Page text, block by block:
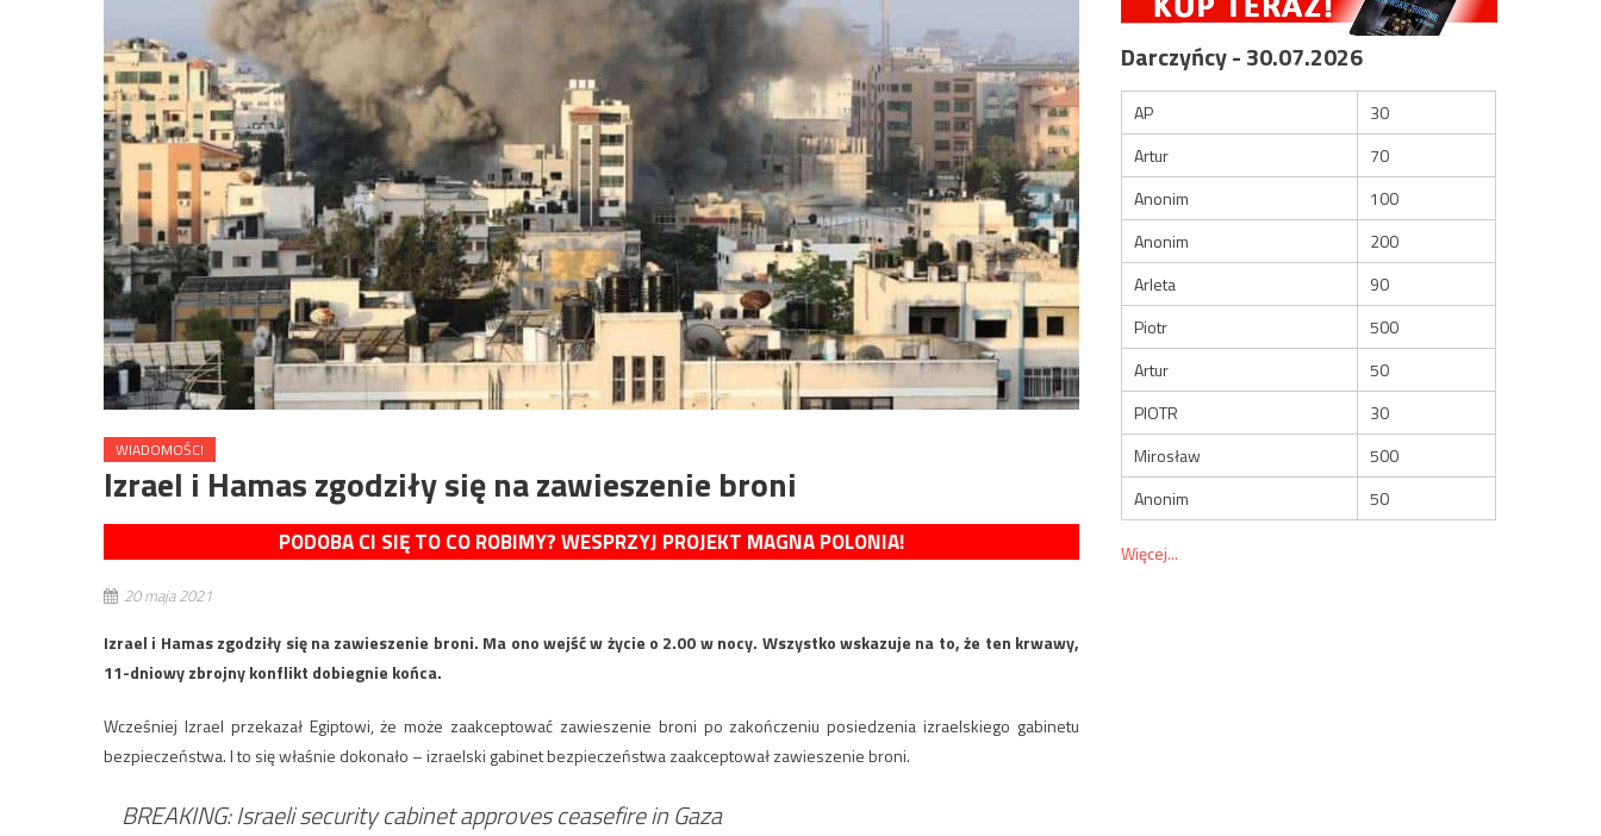
WIADOMOŚCI
Izrael i Hamas zgodziły się na zawieszenie broni
PODOBA CI SIĘ TO CO ROBIMY? WESPRZYJ PROJEKT MAGNA POLONIA!
20 maja 2021
Izrael i Hamas zgodziły się na zawieszenie broni. Ma ono wejść w życie o 2.00 w nocy. Wszystko wskazuje na to, że ten krwawy,
11-dniowy zbrojny konflikt dobiegnie końca.
Wcześniej Izrael przekazał Egiptowi, że może zaakceptować zawieszenie broni po zakończeniu posiedzenia izraelskiego gabinetu
bezpieczeństwa. I to się właśnie dokonało – izraelski gabinet bezpieczeństwa zaakceptował zawieszenie broni.
BREAKING: Israeli security cabinet approves ceasefire in Gaza
Darczyńcy - 30.07.2026
AP
30
Artur
70
Anonim
100
Anonim
200
Arleta
90
Piotr
500
Artur
50
PIOTR
30
Mirosław
500
Anonim
50
Więcej...